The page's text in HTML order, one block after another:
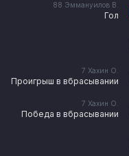
88 Эммануилов В.
Гол
7 Хахин О.
Проигрыш в вбрасывании
7 Хахин О.
Победа в вбрасывании